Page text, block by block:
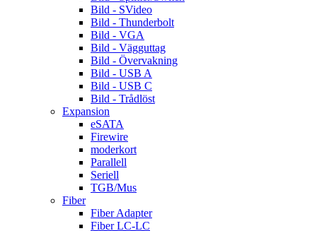
Bild - SVideo
Bild - Thunderbolt
Bild - VGA
Bild - Vägguttag
Bild - Övervakning
Bild - USB A
Bild - USB C
Bild - Trådlöst
Expansion
eSATA
Firewire
moderkort
Parallell
Seriell
TGB/Mus
Fiber
Fiber Adapter
Fiber LC-LC